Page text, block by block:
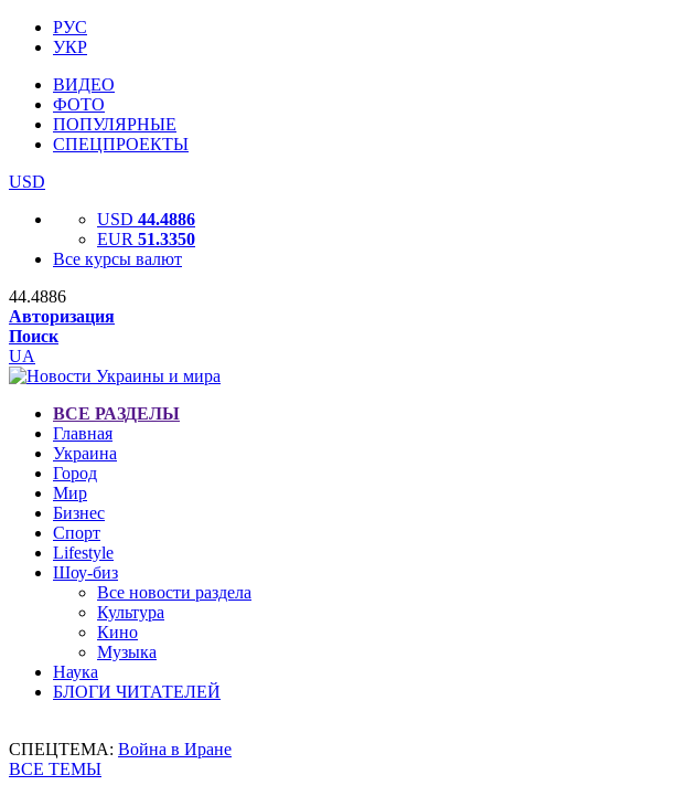
РУС
УКР
ВИДЕО
ФОТО
ПОПУЛЯРНЫЕ
СПЕЦПРОЕКТЫ
USD
USD 44.4886
EUR 51.3350
Все курсы валют
44.4886
Авторизация
Поиск
UA
ВСЕ РАЗДЕЛЫ
Главная
Украина
Город
Мир
Бизнес
Спорт
Lifestyle
Шоу-биз
Все новости раздела
Культура
Кино
Музыка
Наука
БЛОГИ ЧИТАТЕЛЕЙ
СПЕЦТЕМА: Война в Иране
ВСЕ ТЕМЫ